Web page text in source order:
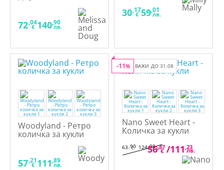
кукла
72,04
€ 140,90
лв.
30,17
€ 59,01
лв.
Woodyland - Ретро
количка за кукли
57,21
€ 111,89
лв.
ВАЖИ ДО 31.08
-11%
Nano Sweet Heart -
Количка за кукли
63,90
€ 124,98лв.
56,87
€ /111,23
лв.